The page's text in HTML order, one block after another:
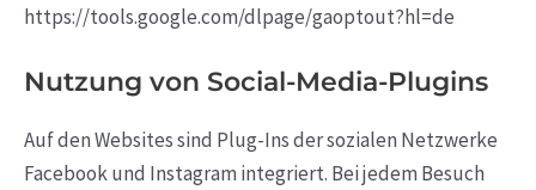
https://tools.google.com/dlpage/gaoptout?hl=de
Nutzung von Social-Media-Plugins
Auf den Websites sind Plug-Ins der sozialen Netzwerke
Facebook und Instagram integriert. Bei jedem Besuch